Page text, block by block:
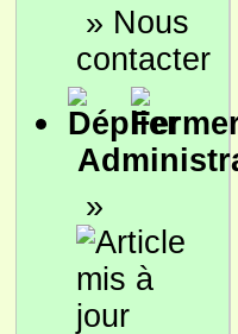
» Nous
contacter
»